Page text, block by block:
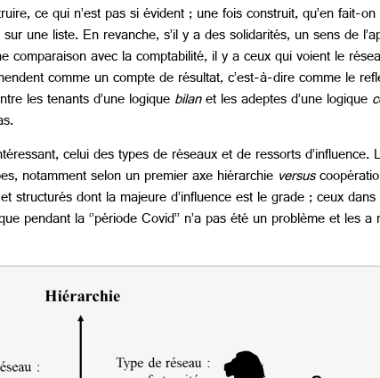
ce qui n’est pas si évident ; une fois construit, qu’en fait-
une liste. En revanche, s’il y a des solidarités, un sens de
avec la comptabilité, il y a ceux qui voient le
comme un compte de résultat, c’est-à-dire comme le
les tenants d’une logiquebilanet les adeptes d’une logique
celui des types de réseaux et de ressorts
notamment selon un premier axe hiérarchie versus
dont la majeure d’influence est le grade ; ceux
la ‘’période Covid’’ n’a pas été un problème et les